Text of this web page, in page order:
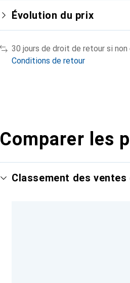
Évolution du prix
30 jours de droit de retour si non
Conditions de retour
Comparer les
Classement des